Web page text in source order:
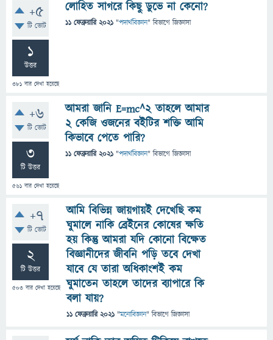
+5
টি ভোট
1
উত্তর
381 বার দেখা হয়েছে
লোহিত সাগরে কিছু ডুভে না কেনো?
11 ফেব্রুয়ারি 2021 "পদার্থবিজ্ঞান" বিভাগে জিজ্ঞাসা
+6
টি ভোট
3
টি উত্তর
561 বার দেখা হয়েছে
আমরা জানি E=mc^2 তাহলে আমার
২ কেজি ওজনের বইটির শক্তি আমি
কিভাবে পেতে পারি?
11 ফেব্রুয়ারি 2021 "পদার্থবিজ্ঞান" বিভাগে জিজ্ঞাসা
+7
টি ভোট
2
টি উত্তর
503 বার দেখা হয়েছে
আমি বিভিন্ন জায়গায়ই দেখেছি কম
ঘুমালে নাকি ব্রেইনের কোষের ক্ষতি
হয় কিন্তু আমরা যদি কোনো বিক্ষেত
বিজ্ঞানীদের জীবনি পড়ি তবে দেখা
যাবে যে তারা অধিকাংশই কম
ঘুমাতেন তাহলে তাদের ব্যাপারে কি
বলা যায়?
11 ফেব্রুয়ারি 2021 "মনোবিজ্ঞান" বিভাগে জিজ্ঞাসা